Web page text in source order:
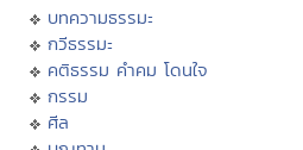
บทความธรรมะ
กวีธรรมะ
คติธรรม คำคม โดนใจ
กรรม
ศีล